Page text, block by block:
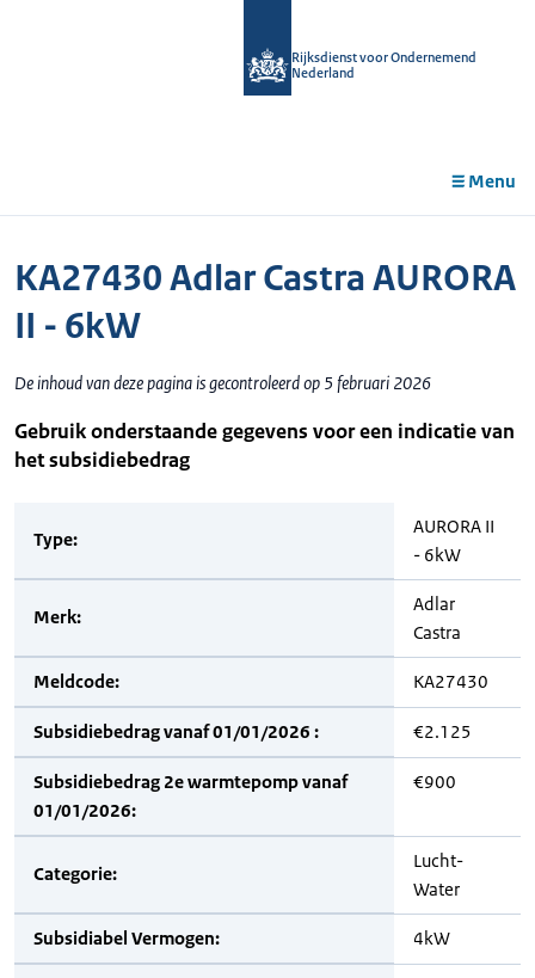
Rijksdienst voor Ondernemend
Nederland
Menu
KA27430 Adlar Castra AURORA
II - 6kW
De inhoud van deze pagina is gecontroleerd op 5 februari 2026
Gebruik onderstaande gegevens voor een indicatie van
het subsidiebedrag
Type:
AURORA II
- 6kW
Merk:
Adlar
Castra
Meldcode: KA27430
Subsidiebedrag vanaf 01/01/2026 : €2.125
Subsidiebedrag 2e warmtepomp vanaf
01/01/2026:
€900
Categorie:
Lucht-
Water
Subsidiabel Vermogen: 4kW